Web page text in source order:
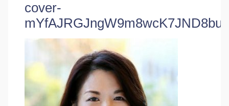
cover-